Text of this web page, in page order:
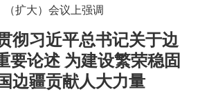
（扩大）会议上强调
彻习近平总书记关于边
要论述 为建设繁荣稳固
边疆贡献人大力量